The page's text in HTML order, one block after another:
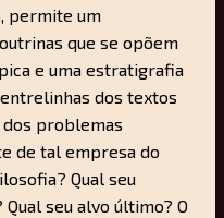
permite um
que se opõem
e uma estratigrafia
dos textos
problemas
de tal empresa do
Qual seu
seu alvo último? O